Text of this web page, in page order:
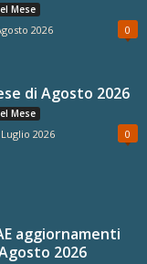
Mese
2026 0
di Agosto 2026
Mese
2026 0
aggiornamenti
2026